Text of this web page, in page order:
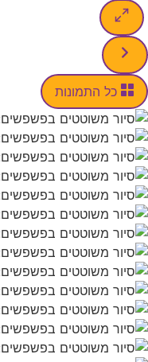
התמונות